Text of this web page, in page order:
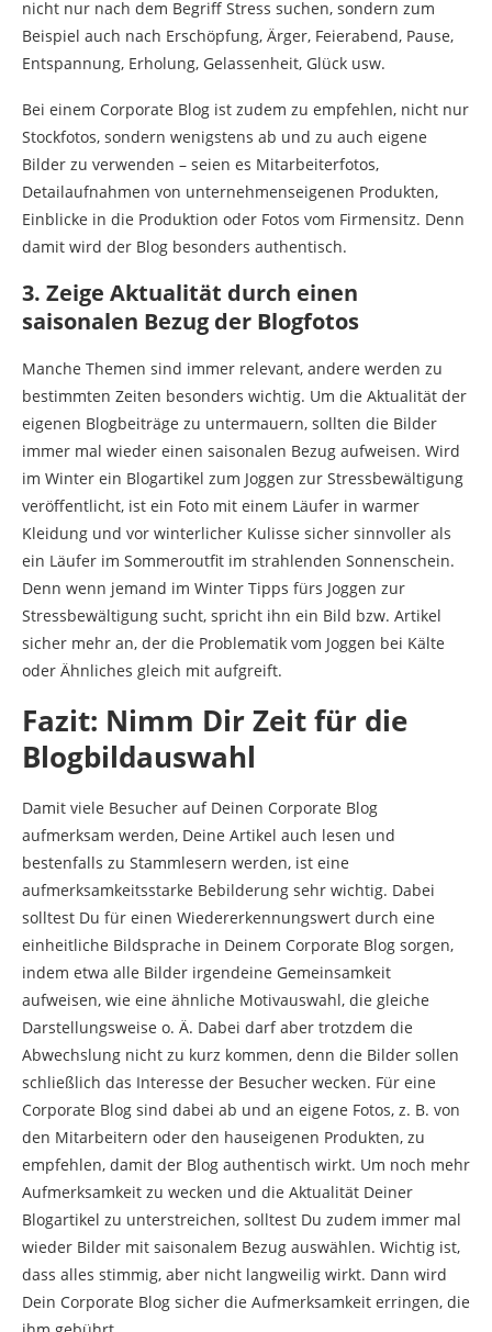
nicht nur nach dem Begriff Stress suchen, sondern zum
Beispiel auch nach Erschöpfung, Ärger, Feierabend, Pause,
Entspannung, Erholung, Gelassenheit, Glück usw.
Bei einem Corporate Blog ist zudem zu empfehlen, nicht nur
Stockfotos, sondern wenigstens ab und zu auch eigene
Bilder zu verwenden – seien es Mitarbeiterfotos,
Detailaufnahmen von unternehmenseigenen Produkten,
Einblicke in die Produktion oder Fotos vom Firmensitz. Denn
damit wird der Blog besonders authentisch.
3. Zeige Aktualität durch einen
saisonalen Bezug der Blogfotos
Manche Themen sind immer relevant, andere werden zu
bestimmten Zeiten besonders wichtig. Um die Aktualität der
eigenen Blogbeiträge zu untermauern, sollten die Bilder
immer mal wieder einen saisonalen Bezug aufweisen. Wird
im Winter ein Blogartikel zum Joggen zur Stressbewältigung
veröffentlicht, ist ein Foto mit einem Läufer in warmer
Kleidung und vor winterlicher Kulisse sicher sinnvoller als
ein Läufer im Sommeroutfit im strahlenden Sonnenschein.
Denn wenn jemand im Winter Tipps fürs Joggen zur
Stressbewältigung sucht, spricht ihn ein Bild bzw. Artikel
sicher mehr an, der die Problematik vom Joggen bei Kälte
oder Ähnliches gleich mit aufgreift.
Fazit: Nimm Dir Zeit für die
Blogbildauswahl
Damit viele Besucher auf Deinen Corporate Blog
aufmerksam werden, Deine Artikel auch lesen und
bestenfalls zu Stammlesern werden, ist eine
aufmerksamkeitsstarke Bebilderung sehr wichtig. Dabei
solltest Du für einen Wiedererkennungswert durch eine
einheitliche Bildsprache in Deinem Corporate Blog sorgen,
indem etwa alle Bilder irgendeine Gemeinsamkeit
aufweisen, wie eine ähnliche Motivauswahl, die gleiche
Darstellungsweise o. Ä. Dabei darf aber trotzdem die
Abwechslung nicht zu kurz kommen, denn die Bilder sollen
schließlich das Interesse der Besucher wecken. Für eine
Corporate Blog sind dabei ab und an eigene Fotos, z. B. von
den Mitarbeitern oder den hauseigenen Produkten, zu
empfehlen, damit der Blog authentisch wirkt. Um noch mehr
Aufmerksamkeit zu wecken und die Aktualität Deiner
Blogartikel zu unterstreichen, solltest Du zudem immer mal
wieder Bilder mit saisonalem Bezug auswählen. Wichtig ist,
dass alles stimmig, aber nicht langweilig wirkt. Dann wird
Dein Corporate Blog sicher die Aufmerksamkeit erringen, die